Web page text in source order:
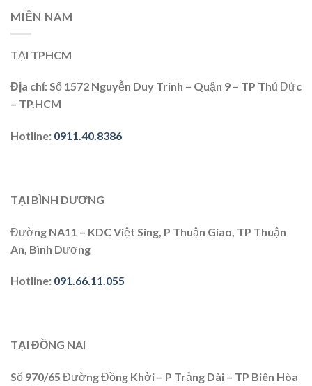
MIỀN NAM
TẠI TPHCM
Địa chỉ:Số 1572 Nguyễn Duy Trinh – Quận 9 – TP Thủ Đức
– TP.HCM
Hotline: 0911.40.8386
TẠI BÌNH DƯƠNG
Đường NA11 – KDC Việt Sing, P Thuận Giao, TP Thuận
An, Bình Dương
Hotline: 091.66.11.055
TẠI ĐỒNG NAI
Số 970/65 Đường Đồng Khởi – P Trảng Dài – TP Biên Hòa